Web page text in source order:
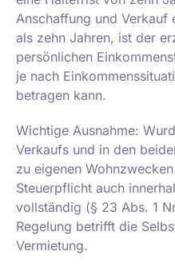
Anschaffung und Verkauf
als zehn Jahren, ist der
persönlichen
je nach
betragen kann.
Wichtige Ausnahme:
Verkaufs und in den
zu eigenen
Steuerpflicht auch
vollständig (§ 23 Abs. 1
Regelung betrifft die
Vermietung.